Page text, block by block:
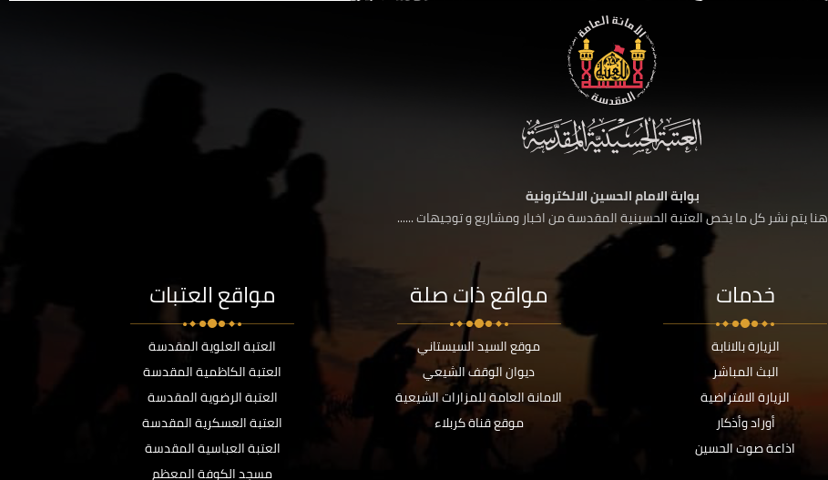
بوابة الامام الحسين الالكترونية
هنا يتم نشر كل ما يخص العتبة الحسينية المقدسة من اخبار ومشاريع و توجيهات ......
خدمات
الزيارة بالانابة
البث المباشر
الزيارة الافتراضية
أوراد وأذكار
اذاعة صوت الحسين
مواقع ذات صلة
موقع السيد السيستاني
ديوان الوقف الشيعي
الامانة العامة للمزارات الشيعية
موقع قناة كربلاء
مواقع العتبات
العتبة العلوية المقدسة
العتبة الكاظمية المقدسة
العتبة الرضوية المقدسة
العتبة العسكرية المقدسة
العتبة العباسية المقدسة
مسجد الكوفة المعظم